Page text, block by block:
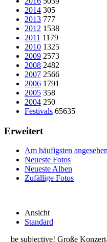
2014 305
2013 777
2012 1538
2011 1179
2010 1325
2009 2573
2008 2482
2007 2566
2006 1791
2005 358
2004 250
Festivals 65635
Erweitert
Am häufigsten angesehen
Neueste Fotos
Neueste Alben
Zufällige Fotos
Ansicht
Standard
be subjective! Große